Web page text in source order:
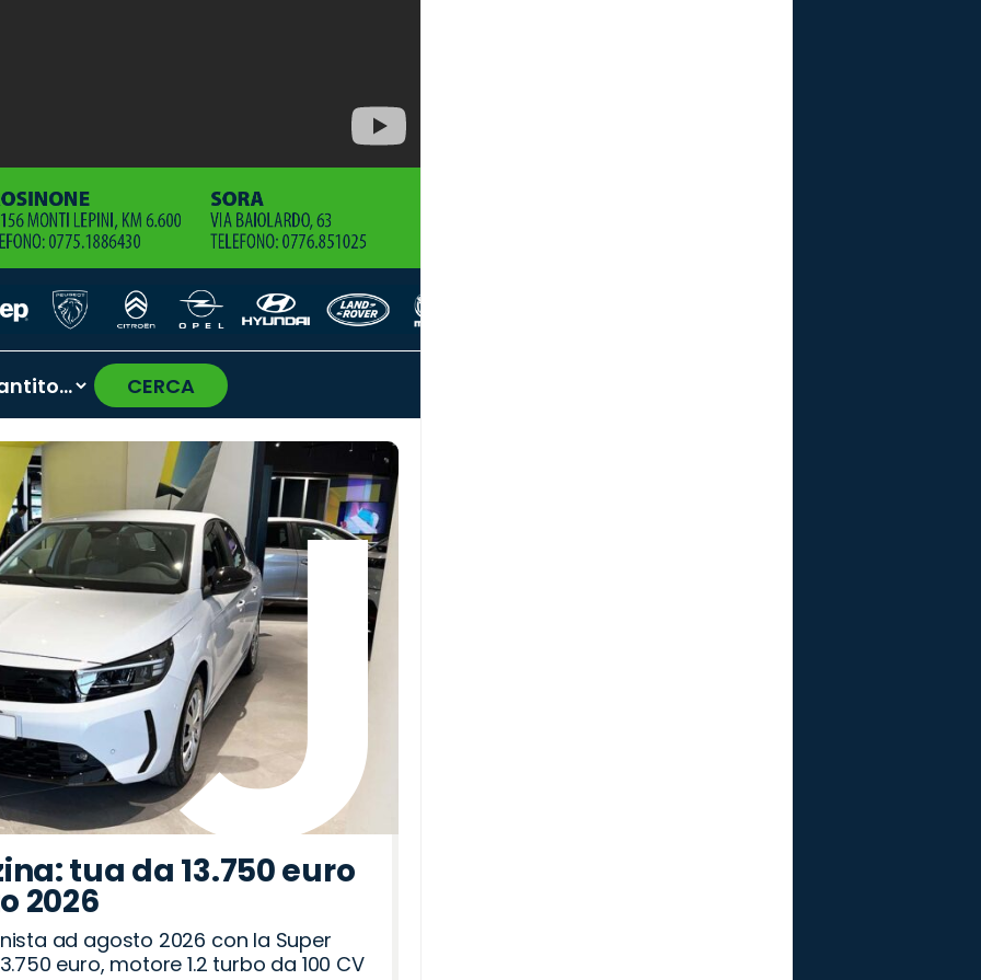
CERCA
›
tua da 13.750 euro
2026
ad agosto 2026 con la Super
euro, motore 1.2 turbo da 100 CV